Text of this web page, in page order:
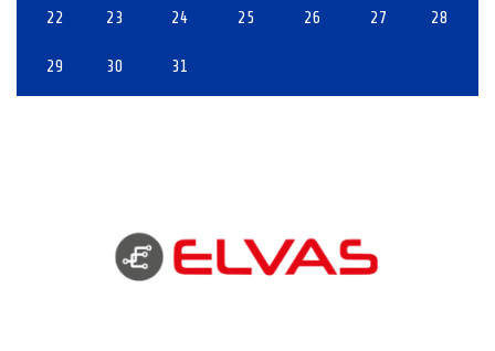
22 23 24 25 26 27 28
29 30 31